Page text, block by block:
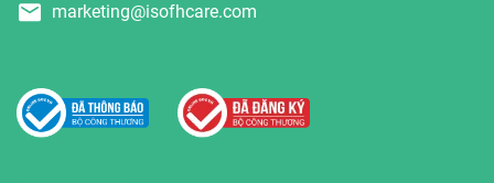
marketing@isofhcare.com